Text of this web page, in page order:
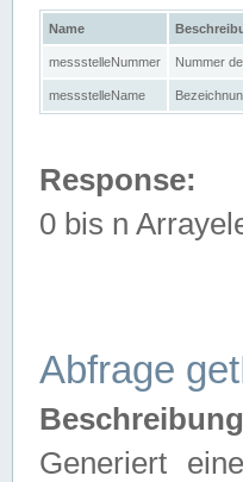
Name
messstelleNummer Nummer
messstelleName
Response:
0 bis n
Abfrage
Generiert